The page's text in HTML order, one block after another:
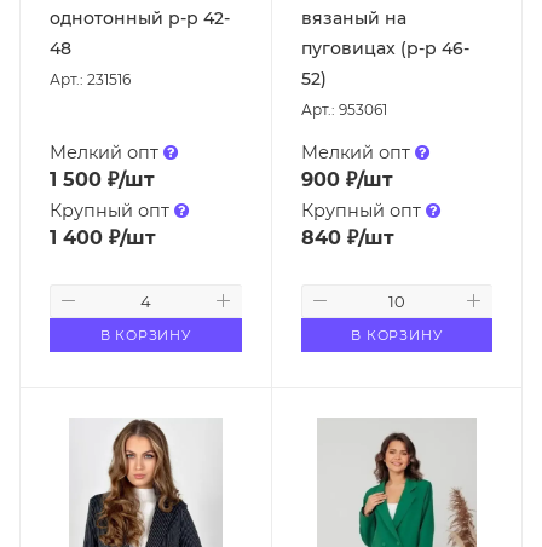
однотонный р-р 42-
48
Арт.: 231516
Мелкий опт
1 500 ₽/шт
Крупный опт
1 400 ₽/шт
В КОРЗИНУ
вязаный на
пуговицах (р-р 46-
52)
Арт.: 953061
Мелкий опт
900₽/шт
Крупный опт
840₽/шт
В КОРЗИНУ